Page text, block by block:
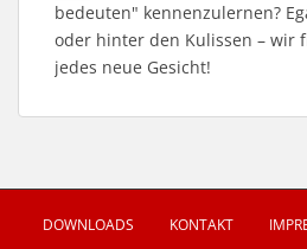
bedeuten" kennenzulernen?
oder hinter den Kulissen – wir
jedes neue Gesicht!
DOWNLOADS KONTAKT